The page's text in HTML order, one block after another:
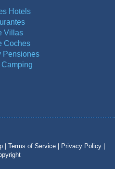
Hotels
Villas
Coches
Pensiones
Camping
| Terms of Service |
Privacy Policy |